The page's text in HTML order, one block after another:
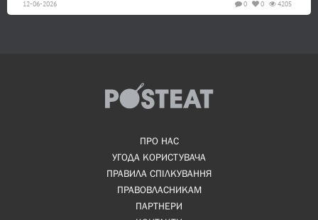
12-06-2026 4205
0
0
ПРО НАС
УГОДА КОРИСТУВАЧА
ПРАВИЛА СПІЛКУВАННЯ
ПРАВОВЛАСНИКАМ
ПАРТНЕРИ